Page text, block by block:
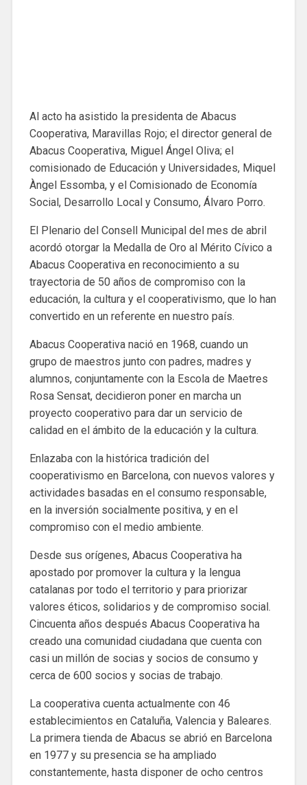
Al acto ha asistido la presidenta de Abacus
Cooperativa, Maravillas Rojo; el director general de
Abacus Cooperativa, Miguel Ángel Oliva; el
comisionado de Educación y Universidades, Miquel
Àngel Essomba, y el Comisionado de Economía
Social, Desarrollo Local y Consumo, Álvaro Porro.
El Plenario del Consell Municipal del mes de abril
acordó otorgar la Medalla de Oro al Mérito Cívico a
Abacus Cooperativa en reconocimiento a su
trayectoria de 50 años de compromiso con la
educación, la cultura y el cooperativismo, que lo han
convertido en un referente en nuestro país.
Abacus Cooperativa nació en 1968, cuando un
grupo de maestros junto con padres, madres y
alumnos, conjuntamente con la Escola de Maetres
Rosa Sensat, decidieron poner en marcha un
proyecto cooperativo para dar un servicio de
calidad en el ámbito de la educación y la cultura.
Enlazaba con la histórica tradición del
cooperativismo en Barcelona, ​​con nuevos valores y
actividades basadas en el consumo responsable,
en la inversión socialmente positiva, y en el
compromiso con el medio ambiente.
Desde sus orígenes, Abacus Cooperativa ha
apostado por promover la cultura y la lengua
catalanas por todo el territorio y para priorizar
valores éticos, solidarios y de compromiso social.
Cincuenta años después Abacus Cooperativa ha
creado una comunidad ciudadana que cuenta con
casi un millón de socias y socios de consumo y
cerca de 600 socios y socias de trabajo.
La cooperativa cuenta actualmente con 46
establecimientos en Cataluña, Valencia y Baleares.
La primera tienda de Abacus se abrió en Barcelona
en 1977 y su presencia se ha ampliado
constantemente, hasta disponer de ocho centros